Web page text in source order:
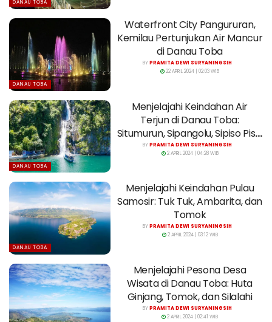
DANAU TOBA
DANAU TOBA
Waterfront City Pangururan,
Kemilau Pertunjukan Air Mancur
di Danau Toba
BYPRAMITA DEWI SURYANINGSIH
22 APRIL 2024 | 02:03 WIB
DANAU TOBA
Menjelajahi Keindahan Air
Terjun di Danau Toba:
Situmurun, Sipangolu, Sipiso Piso,
dan Janji
BYPRAMITA DEWI SURYANINGSIH
2 APRIL 2024 | 04:28 WIB
DANAU TOBA
Menjelajahi Keindahan Pulau
Samosir: Tuk Tuk, Ambarita, dan
Tomok
BYPRAMITA DEWI SURYANINGSIH
2 APRIL 2024 | 03:12 WIB
Menjelajahi Pesona Desa
Wisata di Danau Toba: Huta
Ginjang, Tomok, dan Silalahi
BYPRAMITA DEWI SURYANINGSIH
2 APRIL 2024 | 02:41 WIB